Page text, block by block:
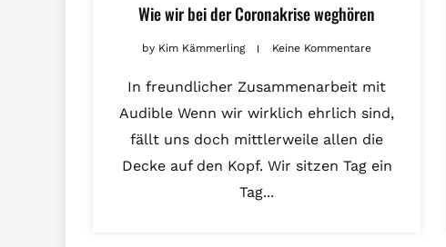
Wie wir bei der Coronakrise weghören
by Kim Kämmerling Keine Kommentare
In freundlicher Zusammenarbeit mit
Audible Wenn wir wirklich ehrlich sind,
fällt uns doch mittlerweile allen die
Decke auf den Kopf. Wir sitzen Tag ein
Tag...